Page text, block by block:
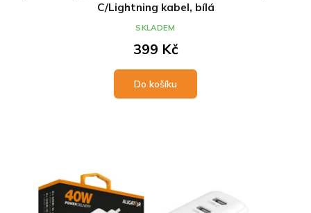
C/Lightning kabel, bílá
399 Kč
Do košíku
SKLADEM